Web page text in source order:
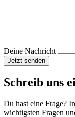
Deine Nachricht
Jetzt senden
Schreib uns
Du hast eine Frage?
wichtigsten Fragen